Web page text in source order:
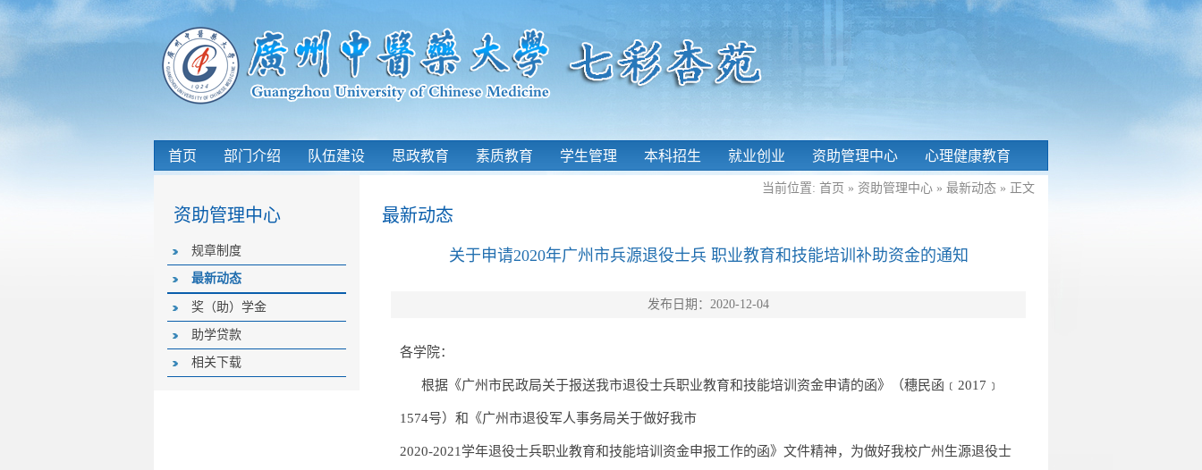
首页 部门介绍 队伍建设 思政教育 素质教育 学生管理 本科招生 就业创业 资助管理中心 心理健康教育
资助管理中心
规章制度
最新动态
奖（助）学金
助学贷款
相关下载
当前位置: 首页 » 资助管理中心 » 最新动态 » 正文
最新动态
关于申请2020年广州市兵源退役士兵 职业教育和技能培训补助资金的通知
发布日期：2020-12-04
各学院：
根据《广州市民政局关于报送我市退役士兵职业教育和技能培训资金申请的函》（穗民函﹝2017﹞
1574号） 和《广州市退役军人事务局关于做好我市
2020-2021学年退役士兵职业教育和技能培训资金申报工作的函》 文件精神，为做好我校广州生源退役士